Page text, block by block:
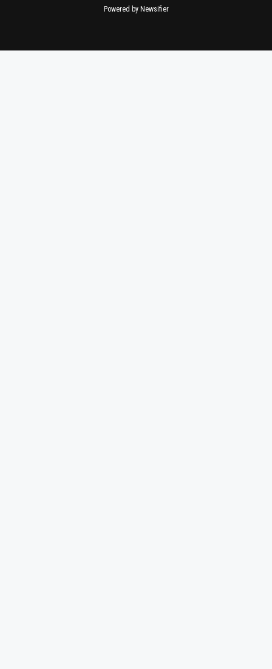
Powered by Newsifier